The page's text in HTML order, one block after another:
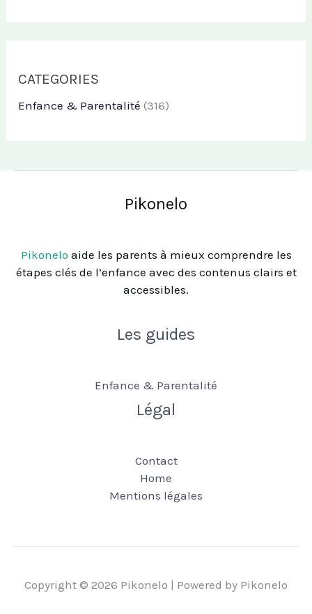
CATEGORIES
Enfance & Parentalité (316)
Pikonelo
Pikonelo aide les parents à mieux comprendre les
étapes clés de l’enfance avec des contenus clairs et
accessibles.
Les guides
Enfance & Parentalité
Légal
Contact
Home
Mentions légales
Copyright © 2026 Pikonelo | Powered by Pikonelo